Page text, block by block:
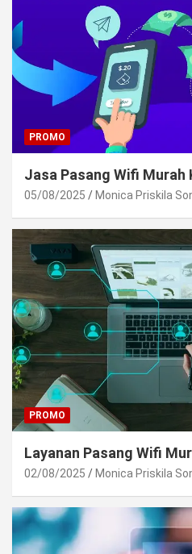
PROMO
Jasa Pasang Wifi Murah
05/08/2025 Monica Priskila
PROMO
Layanan Pasang Wifi
02/08/2025 Monica Priskila